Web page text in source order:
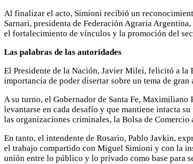
Al finalizar el acto, Simioni recibió un
Sarnari, presidenta de Federación Agraria
el fortalecimiento de vínculos y la promoción del
Las palabras de las autoridades
El Presidente de la Nación, Javier Milei, felicitó a la
importancia de poder disertar sobre un tema de
A su turno, el Gobernador de Santa Fe,
levantarse en cada desafío y que mantiene intacta
las organizaciones criminales, la Bolsa de
En tanto, el intendente de Rosario, Pablo Javkin,
el trabajo compartido con Miguel Simioni y con la
unión entre lo público y lo privado como base para